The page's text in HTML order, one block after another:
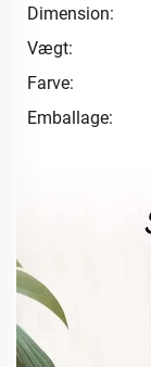
Dimension:
Vægt:
Farve:
Emballage: